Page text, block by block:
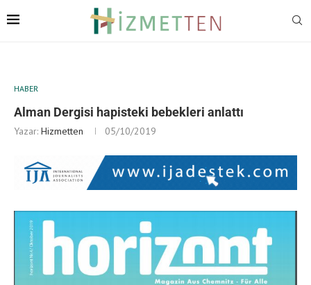
HABER
Alman Dergisi hapisteki bebekleri anlattı
Yazar: Hizmetten 05/10/2019